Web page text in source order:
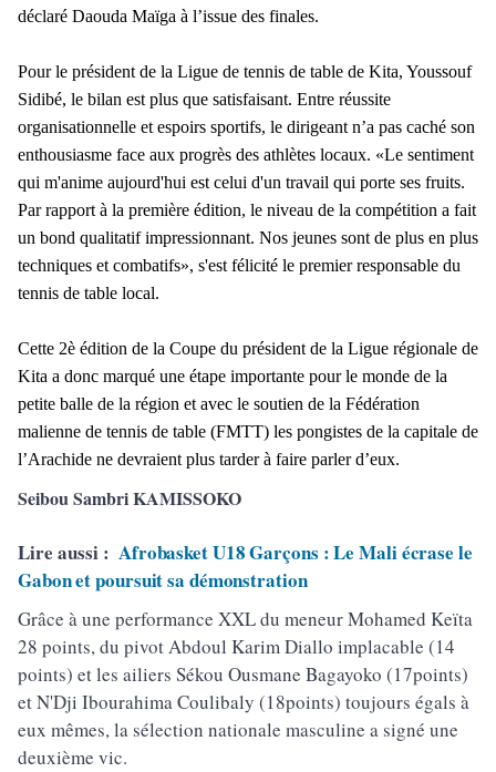
déclaré Daouda Maïga à l’issue des finales.
Pour le président de la Ligue de tennis de table de Kita, Youssouf
Sidibé, le bilan est plus que satisfaisant. Entre réussite
organisationnelle et espoirs sportifs, le dirigeant n’a pas caché son
enthousiasme face aux progrès des athlètes locaux. «Le sentiment
qui m'anime aujourd'hui est celui d'un travail qui porte ses fruits.
Par rapport à la première édition, le niveau de la compétition a fait
un bond qualitatif impressionnant. Nos jeunes sont de plus en plus
techniques et combatifs», s'est félicité le premier responsable du
tennis de table local.
Cette 2è édition de la Coupe du président de la Ligue régionale de
Kita a donc marqué une étape importante pour le monde de la
petite balle de la région et avec le soutien de la Fédération
malienne de tennis de table (FMTT) les pongistes de la capitale de
l’Arachide ne devraient plus tarder à faire parler d’eux.
Seibou Sambri KAMISSOKO
Lire aussi : Afrobasket U18 Garçons : Le Mali écrase le
Gabon et poursuit sa démonstration
Grâce à une performance XXL du meneur Mohamed Keïta
28 points, du pivot Abdoul Karim Diallo implacable (14
points) et les ailiers Sékou Ousmane Bagayoko (17points)
et N'Dji Ibourahima Coulibaly (18points) toujours égals à
eux mêmes, la sélection nationale masculine a signé une
deuxième vic.